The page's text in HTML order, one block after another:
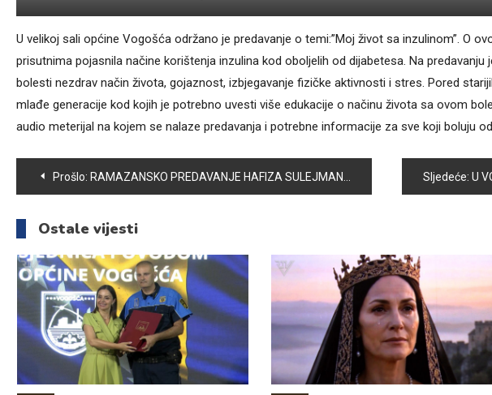
U velikoj sali općine Vogošća održano je predavanje o temi:”Moj život sa inzulinom”. O
prisutnima pojasnila načine korištenja inzulina kod oboljelih od dijabetesa. Na
bolesti nezdrav način života, gojaznost, izbjegavanje fizičke aktivnosti i stres. Pored
mlađe generacije kod kojih je potrebno uvesti više edukacije o načinu života sa ovom
audio meterijal na kojem se nalaze predavanja i potrebne informacije za sve koji boluju
Navigacija
članaka
Prošlo: RAMAZANSKO PREDAVANJE HAFIZA SULEJMANA BUGARIJA Sljedeće: U
Ostale vijesti